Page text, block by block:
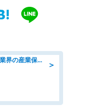
＞
「土日祝休み」ヘルスケア業界の産業保健師/高時給/未経験OK/要資格:保健師、正看護師